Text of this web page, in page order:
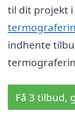
til dit projekt i
indhente
Få 3 tilbud,